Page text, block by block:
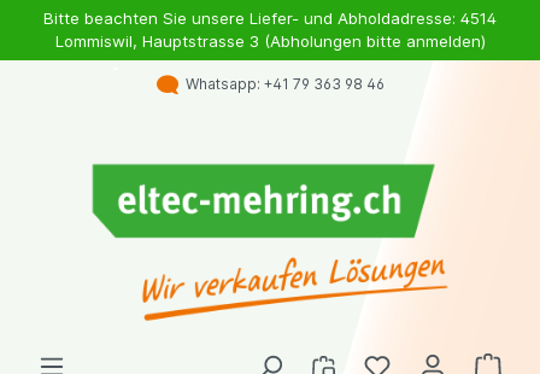
Bitte beachten Sie unsere Liefer- und Abholdadresse: 4514
Lommiswil, Hauptstrasse 3 (Abholungen bitte anmelden)
Whatsapp: +41 79 363 98 46